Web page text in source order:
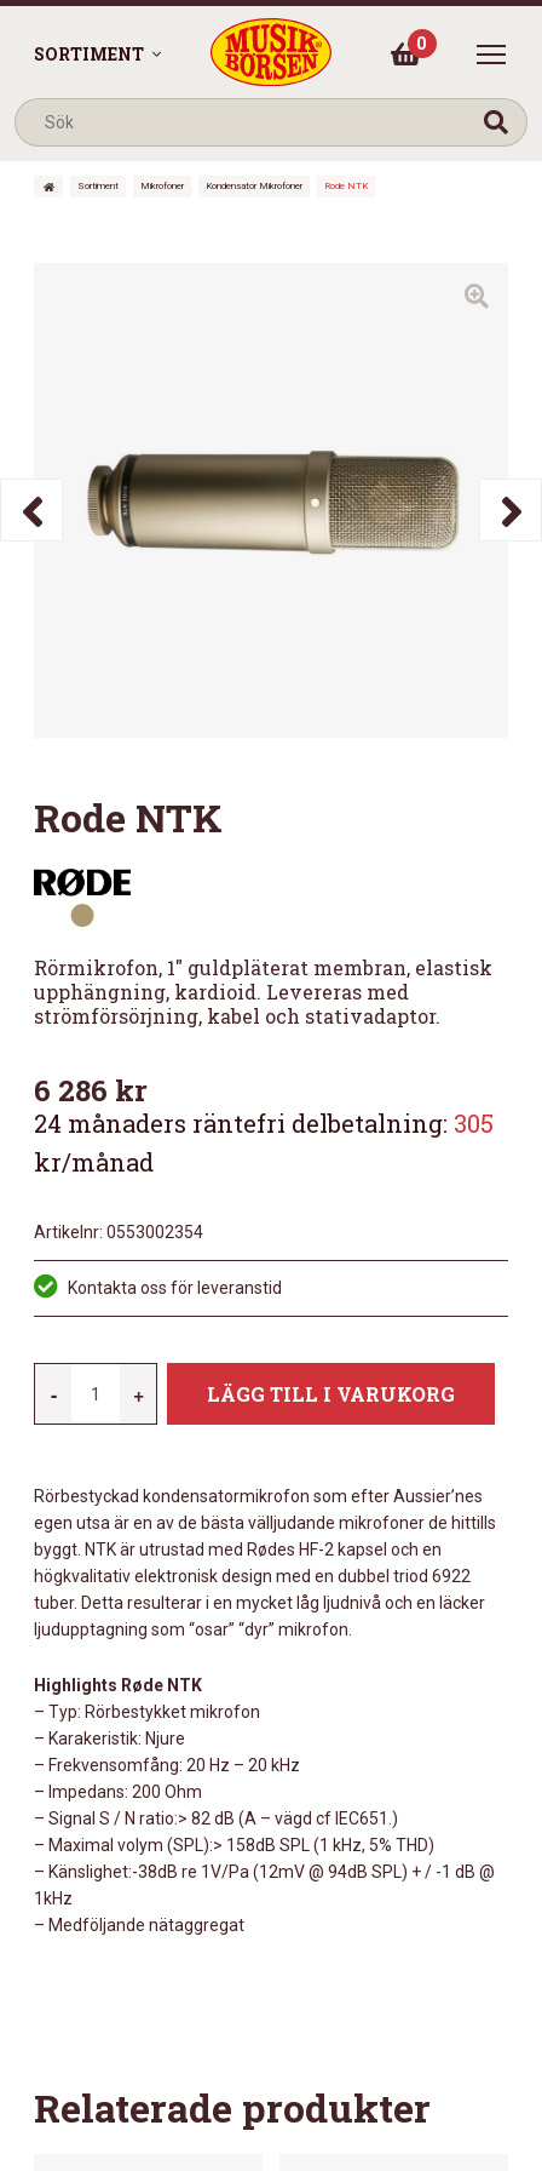
SORTIMENT 0
Sortiment Mikrofoner Kondensator Mikrofoner Rode NTK
Rode NTK
Rörmikrofon, 1″ guldpläterat membran, elastisk
upphängning, kardioid. Levereras med
strömförsörjning, kabel och stativadaptor.
6 286 kr
24 månaders räntefri delbetalning: 305
kr/månad
Artikelnr: 0553002354
Kontakta oss för leveranstid
- + LÄGG TILL I VARUKORG
Rörbestyckad kondensatormikrofon som efter Aussier’nes
egen utsa är en av de bästa välljudande mikrofoner de hittills
byggt. NTK är utrustad med Rødes HF-2 kapsel och en
högkvalitativ elektronisk design med en dubbel triod 6922
tuber. Detta resulterar i en mycket låg ljudnivå och en läcker
ljudupptagning som “osar” “dyr” mikrofon.
Highlights Røde NTK
– Typ: Rörbestykket mikrofon
– Karakeristik: Njure
– Frekvensomfång: 20 Hz – 20 kHz
– Impedans: 200 Ohm
– Signal S / N ratio:> 82 dB (A – vägd cf IEC651.)
– Maximal volym (SPL):> 158dB SPL (1 kHz, 5% THD)
– Känslighet:-38dB re 1V/Pa (12mV @ 94dB SPL) + / -1 dB @
1kHz
– Medföljande nätaggregat
Relaterade produkter